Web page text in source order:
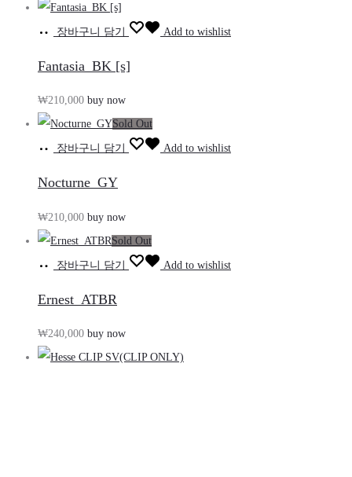
장바구니 담기 Add to wishlist
Fantasia_BK [s]
₩210,000 buy now
Sold Out
장바구니 담기 Add to wishlist
Nocturne_GY
₩210,000 buy now
Sold Out
장바구니 담기 Add to wishlist
Ernest_ATBR
₩240,000 buy now